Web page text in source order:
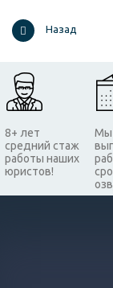
Назад
8+ лет
средний стаж
работы наших
юристов!
Мы